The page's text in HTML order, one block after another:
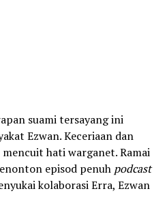
suami tersayang ini
Ezwan. Keceriaan dan
hati warganet. Ramai
episod penuh podcast
kolaborasi Erra, Ezwan